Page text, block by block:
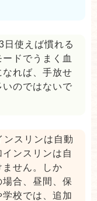
日使えば慣れる
ドでうまく血
れば、手放せ
のではないで
ンスリンは自動
ンスリンは自
せん。しか
合、昼間、保
校では、追加